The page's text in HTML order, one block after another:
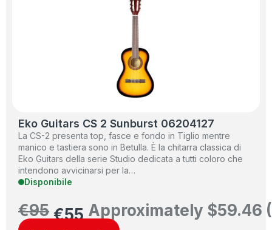
Eko Guitars CS 2 Sunburst 06204127
La CS-2 presenta top, fasce e fondo in Tiglio mentre
manico e tastiera sono in Betulla. È la chitarra classica di
Eko Guitars della serie Studio dedicata a tutti coloro che
intendono avvicinarsi per la…
Disponibile
€95 €55 Approximately $59.46